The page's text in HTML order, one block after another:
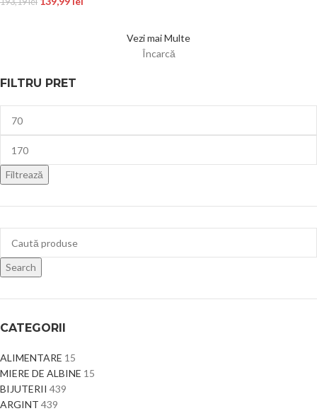
FILTRU PRET
Filtrează
Search
CATEGORII
ALIMENTARE 15
MIERE DE ALBINE 15
BIJUTERII 439
ARGINT 439
Vezi mai Multe
Încarcă